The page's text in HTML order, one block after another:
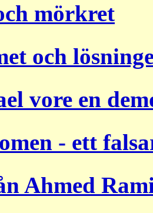
mörkret
och
vore en
- ett
Ahmed